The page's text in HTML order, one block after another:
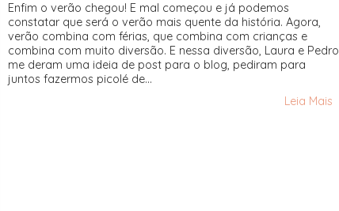
Enfim o verão chegou! E mal começou e já podemos
constatar que será o verão mais quente da história. Agora,
verão combina com férias, que combina com crianças e
combina com muito diversão. E nessa diversão, Laura e Pedro
me deram uma ideia de post para o blog, pediram para
juntos fazermos picolé de...
Leia Mais